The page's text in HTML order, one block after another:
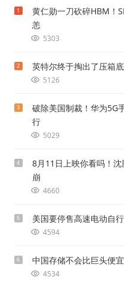
1
黄仁勋一刀砍碎HBM！
恙
5303
2 英特尔终于掏出了压箱
5126
3
破除美国制裁！华为5G
行
5029
4
8月11日上映你看吗！
崩
4660
5 美国要停售高速电动自
4594
6 中国存储不会比巨头便
4534